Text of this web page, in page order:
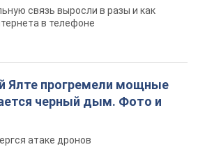
связь выросли в разы и как
в телефоне
Ялте прогремели мощные
черный дым. Фото и
атаке дронов